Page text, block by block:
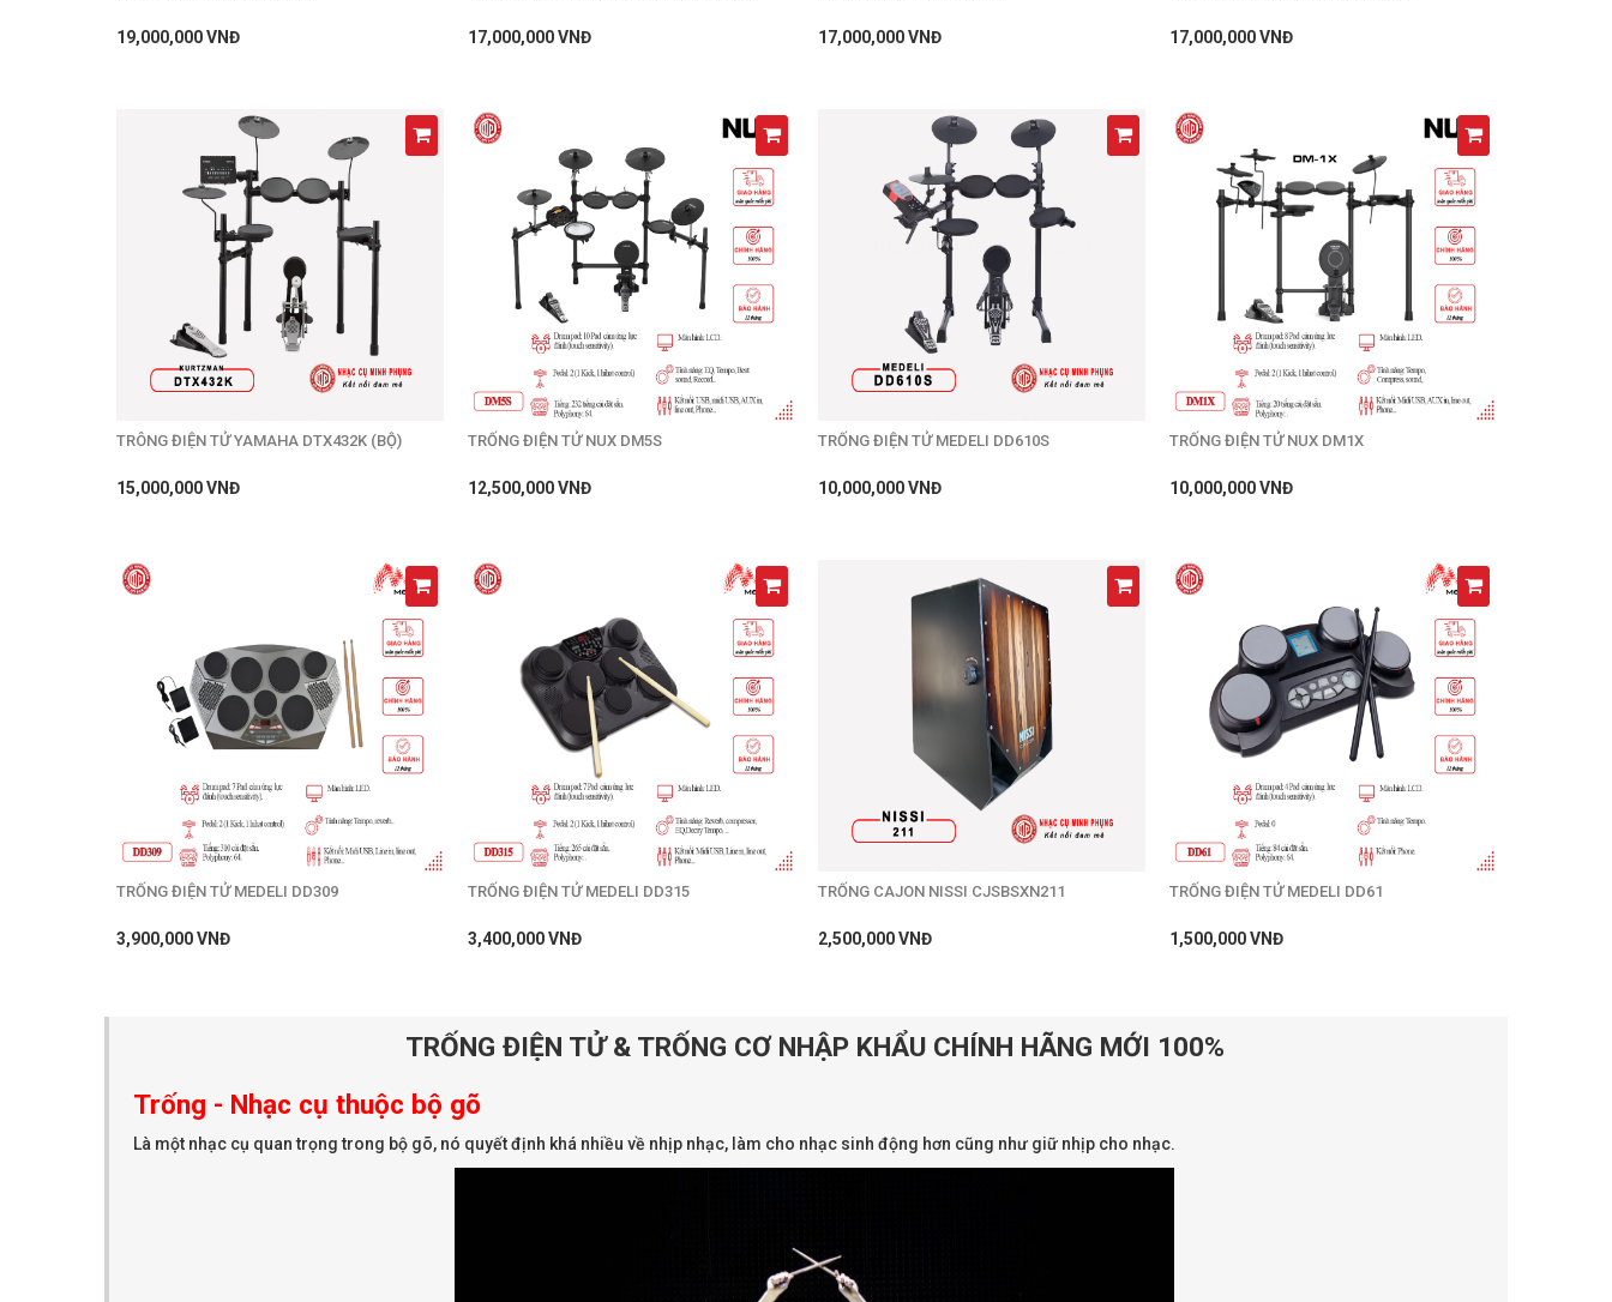
19,000,000 VNĐ 17,000,000 VNĐ 17,000,000 VNĐ 17,000,000 VNĐ
TRÔNG ĐIỆN TỬ YAMAHA DTX432K (BỘ)
15,000,000 VNĐ
TRỐNG ĐIỆN TỬ NUX DM5S
12,500,000 VNĐ
TRỐNG ĐIỆN TỬ MEDELI DD610S
10,000,000 VNĐ
TRỐNG ĐIỆN TỬ NUX DM1X
10,000,000 VNĐ
TRỐNG ĐIỆN TỬ MEDELI DD309
3,900,000 VNĐ
TRỐNG ĐIỆN TỬ MEDELI DD315
3,400,000 VNĐ
TRỐNG CAJON NISSI CJSBSXN211
2,500,000 VNĐ
TRỐNG ĐIỆN TỬ MEDELI DD61
1,500,000 VNĐ
TRỐNG ĐIỆN TỬ & TRỐNG CƠ NHẬP KHẨU CHÍNH HÃNG MỚI 100%
Trống - Nhạc cụ thuộc bộ gõ
Là một nhạc cụ quan trọng trong bộ gõ, nó quyết định khá nhiều về nhịp nhạc, làm cho nhạc sinh động hơn cũng như giữ nhịp cho nhạc.